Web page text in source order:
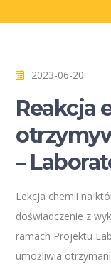
2023-06-20
Reakcja
–
Lekcja chemii na
doświadczenie z
ramach Projektu
umożliwia